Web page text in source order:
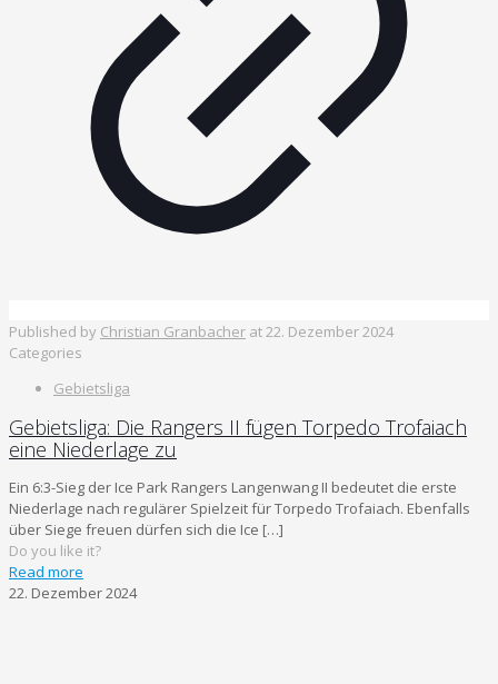
Published by Christian Granbacher at22. Dezember 2024
Categories
Gebietsliga
Gebietsliga: Die Rangers II fügen Torpedo Trofaiach
eine Niederlage zu
Ein 6:3-Sieg der Ice Park Rangers Langenwang II bedeutet die erste
Niederlage nach regulärer Spielzeit für Torpedo Trofaiach. Ebenfalls
über Siege freuen dürfen sich die Ice […]
Do you like it?
Read more
22. Dezember 2024